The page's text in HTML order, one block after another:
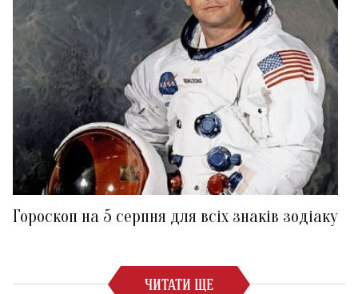
Гороскоп на 5 серпня для всіх знаків зодіаку
ЧИТАТИ ЩЕ